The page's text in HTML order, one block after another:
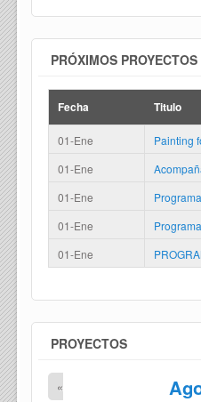
PRÓXIMOS PROYECTOS
Fecha Titulo
01-Ene
Painting
01-Ene
01-Ene
01-Ene
01-Ene
PROYECTOS
«